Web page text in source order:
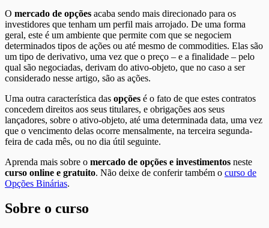
O mercado de opções acaba sendo mais direcionado para os
investidores que tenham um perfil mais arrojado. De uma forma
geral, este é um ambiente que permite com que se negociem
determinados tipos de ações ou até mesmo de commodities. Elas são
um tipo de derivativo, uma vez que o preço – e a finalidade – pelo
qual são negociadas, derivam do ativo-objeto, que no caso a ser
considerado nesse artigo, são as ações.
Uma outra característica das opções é o fato de que estes contratos
concedem direitos aos seus titulares, e obrigações aos seus
lançadores, sobre o ativo-objeto, até uma determinada data, uma vez
que o vencimento delas ocorre mensalmente, na terceira segunda-
feira de cada mês, ou no dia útil seguinte.
Aprenda mais sobre o mercado de opções e investimentos neste
curso online e gratuito. Não deixe de conferir também o curso de
Opções Binárias.
Sobre o curso